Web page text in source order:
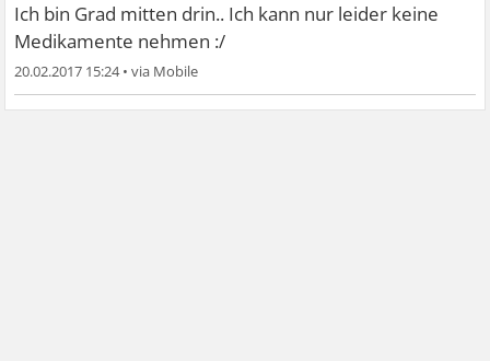
Ich bin Grad mitten drin.. Ich kann nur leider keine
Medikamente nehmen :/
20.02.2017 15:24•